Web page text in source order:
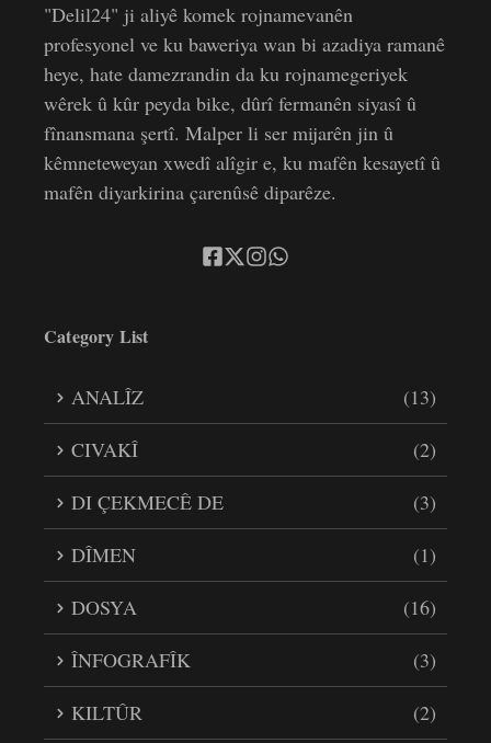
"Delil24" ji aliyê komek rojnamevanên
profesyonel ve ku baweriya wan bi azadiya ramanê
heye, hate damezrandin da ku rojnamegeriyek
wêrek û kûr peyda bike, dûrî fermanên siyasî û
fînansmana şertî. Malper li ser mijarên jin û
kêmneteweyan xwedî alîgir e, ku mafên kesayetî û
mafên diyarkirina çarenûsê diparêze.
Category List
ANALÎZ
(13)
CIVAKÎ
(2)
DI ÇEKMECÊ DE
(3)
DÎMEN
(1)
DOSYA
(16)
ÎNFOGRAFÎK
(3)
KILTÛR
(2)